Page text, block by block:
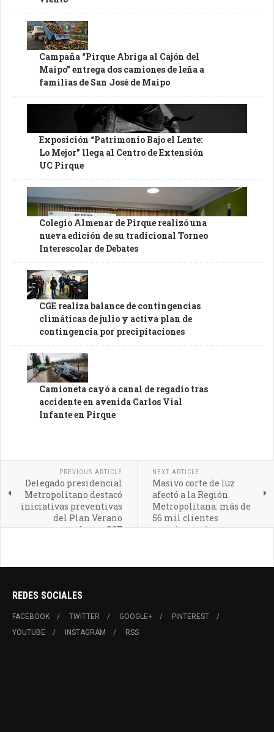
Campaña “Pirque Abriga al Cajón del
Maipo” entrega dos camiones de leña a
familias de San José de Maipo
Exposición “Patrimonio Bajo el Lente:
Lo Mejor” llega al Centro de Extensión
UC Pirque
Colegio Almenar de Pirque realizó una
nueva edición de su tradicional Torneo
Interescolar de Debates
CGE realiza balance de contingencias
climáticas de julio y activa plan de
contingencia por precipitaciones
Camioneta cayó a canal de regadío tras
accidente en avenida Carlos Vial
Infante en Pirque
PREVIOUS ARTICLE
Delegado presidencial
Metropolitano destacó
iniciativas preventivas
del Plan Verano
presentado por CGE
NEXT ARTICLE
Masivo corte de luz
afectó a la Región
Metropolitana: más de
56 mil clientes
estuvieron sin
REDES SOCIALES
FACEBOOK TWITTER GOOGLE+
PINTEREST
YOUTUBE
INSTAGRAM RSS